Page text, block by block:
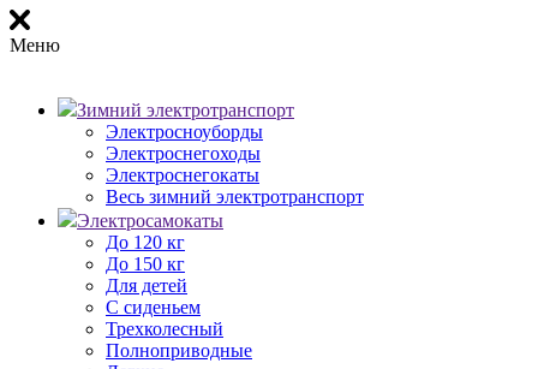
Меню
Зимний электротранспорт
Электросноуборды
Электроснегоходы
Электроснегокаты
Весь зимний электротранспорт
Электросамокаты
До 120 кг
До 150 кг
Для детей
С сиденьем
Трехколесный
Полноприводные